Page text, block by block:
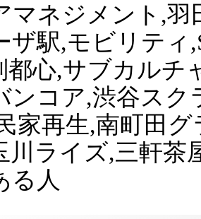
マネジメント,
ザ駅,モビリティ
都心,サブカルチ
ンコア,渋谷ス
家再生,南町田
川ライズ,三軒茶
る人